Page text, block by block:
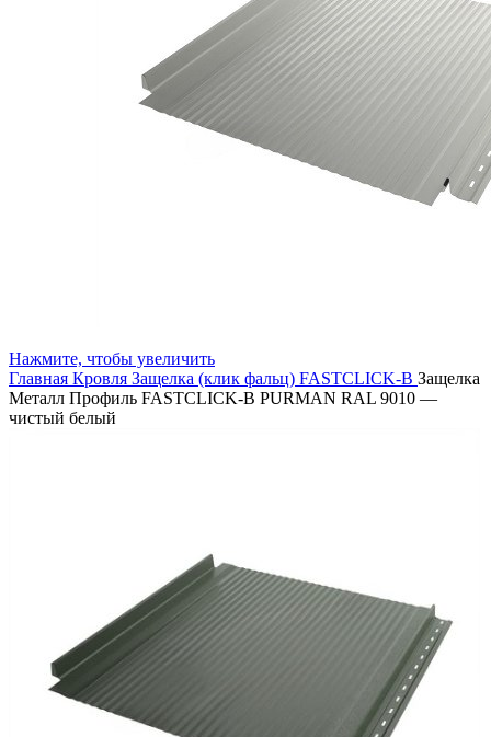
Нажмите, чтобы увеличить
Главная Кровля Защелка (клик фальц) FASTCLICK-B Защелка
Металл Профиль FASTCLICK-В PURMAN RAL 9010 —
чистый белый